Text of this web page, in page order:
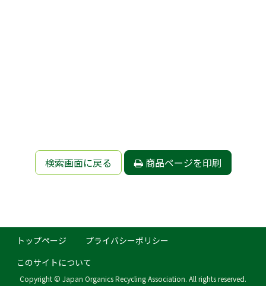
検索画面に戻る 商品ページを印刷
トップページ
プライバシーポリシー
このサイトについて
Copyright © Japan Organics Recycling Association. All rights reserved.